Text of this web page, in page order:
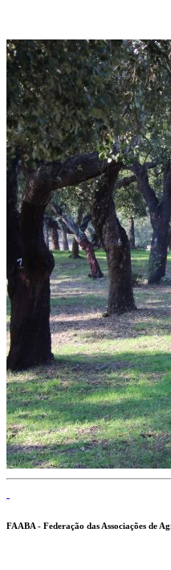
FAABA - Federação das Associações de